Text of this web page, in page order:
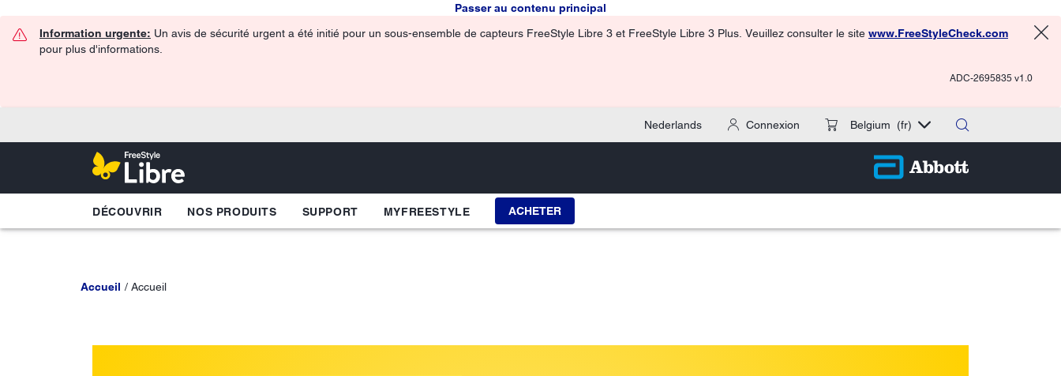
Passer au contenu principal
Information urgente: Un avis de sécurité urgent a été initié pour un sous-ensemble de capteurs FreeStyle Libre 3 et FreeStyle Libre 3 Plus. Veuillez consulter le site www.FreeStyleCheck.com
pour plus d'informations.
ADC-2695835 v1.0
Nederlands Connexion Belgium (fr)
DÉCOUVRIR NOS PRODUITS SUPPORT MYFREESTYLE ACHETER
Accueil Accueil